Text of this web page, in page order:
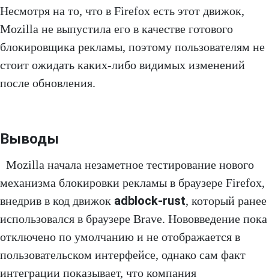
Несмотря на то, что в Firefox есть этот движок,
Mozilla не выпустила его в качестве готового
блокировщика рекламы, поэтому пользователям не
стоит ожидать каких-либо видимых изменений
после обновления.
Выводы
Mozilla начала незаметное тестирование нового
механизма блокировки рекламы в браузере Firefox,
внедрив в код движок adblock-rust, который ранее
использовался в браузере Brave. Нововведение пока
отключено по умолчанию и не отображается в
пользовательском интерфейсе, однако сам факт
интеграции показывает, что компания